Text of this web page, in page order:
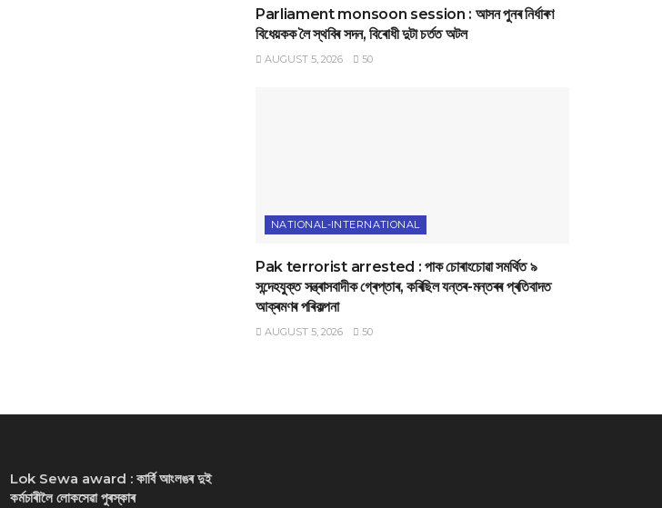
Parliament monsoon session : আসন পুনৰ নিৰ্ধাৰণ
বিধেয়কক লৈ স্থবিৰ সদন, বিৰোধী দুটা চৰ্তত অটল
AUGUST 5, 2026 50
NATIONAL-INTERNATIONAL
Pak terrorist arrested : পাক চোৰাংচোৱা সমৰ্থিত ৯
সন্দেহযুক্ত সন্ত্ৰাসবাদীক গ্ৰেপ্তাৰ, কৰিছিল যন্তৰ-মন্তৰৰ প্ৰতিবাদত
আক্ৰমণৰ পৰিকল্পনা
AUGUST 5, 2026 50
Lok Sewa award : কাৰ্বি আংলঙৰ দুই
কৰ্মচাৰীলৈ লোকসেৱা পুৰস্কাৰ